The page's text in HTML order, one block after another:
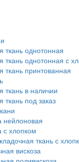
ткань однотонная
ткань однотонная с
ткань принтованная
ткань в наличии
ткань под заказ
нейлоновая
с хлопком
ткань с
вискоза